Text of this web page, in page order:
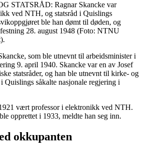
STATSRÅD: Ragnar Skancke var
ved NTH, og statsråd i Quislings
ble han dømt til døden, og
28. august 1948 (Foto: NTNU
som ble utnevnt til arbeidsminister i
9. april 1940. Skancke var en av Josef
statsråder, og han ble utnevnt til kirke- og
Quislings såkalte nasjonale regjering i
vært professor i elektronikk ved NTH.
opprettet i 1933, meldte han seg inn.
okkupanten